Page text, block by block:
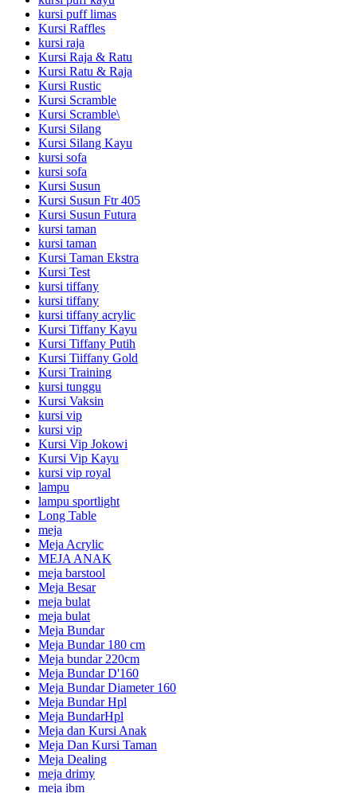
kursi puff limas
Kursi Raffles
kursi raja
Kursi Raja & Ratu
Kursi Ratu & Raja
Kursi Rustic
Kursi Scramble
Kursi Scramble\
Kursi Silang
Kursi Silang Kayu
kursi sofa
kursi sofa
Kursi Susun
Kursi Susun Ftr 405
Kursi Susun Futura
kursi taman
kursi taman
Kursi Taman Ekstra
Kursi Test
kursi tiffany
kursi tiffany
kursi tiffany acrylic
Kursi Tiffany Kayu
Kursi Tiffany Putih
Kursi Tiiffany Gold
Kursi Training
kursi tunggu
Kursi Vaksin
kursi vip
kursi vip
Kursi Vip Jokowi
Kursi Vip Kayu
kursi vip royal
lampu
lampu sportlight
Long Table
meja
Meja Acrylic
MEJA ANAK
meja barstool
Meja Besar
meja bulat
meja bulat
Meja Bundar
Meja Bundar 180 cm
Meja bundar 220cm
Meja Bundar D'160
Meja Bundar Diameter 160
Meja Bundar Hpl
Meja BundarHpl
Meja dan Kursi Anak
Meja Dan Kursi Taman
Meja Dealing
meja drimy
meja ibm